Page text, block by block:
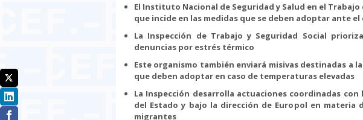
El Instituto Nacional de Seguridad y Salud en el
que incide en las medidas que se deben adoptar ante el
La Inspección de Trabajo y Seguridad Social
denuncias por estrés térmico
Este organismo también enviará misivas destinadas a
que deben adoptar en caso de temperaturas elevadas
La Inspección desarrolla actuaciones coordinadas con
del Estado y bajo la dirección de Europol en materia
migrantes